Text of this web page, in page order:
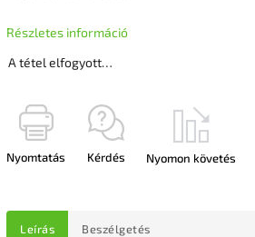
A tétel elfogyott…
Részletes információ
Nyomtatás Kérdés Nyomon követés
Leírás Beszélgetés